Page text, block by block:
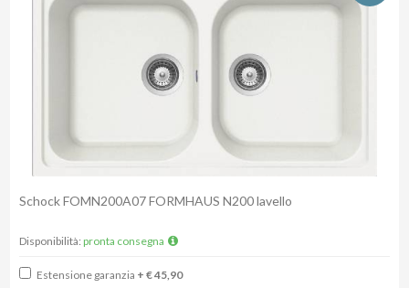
Schock FOMN200A07 FORMHAUS N200 lavello
Disponibilità: pronta consegna
Estensione garanzia + € 45,90